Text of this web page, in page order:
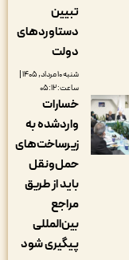
دستاوردهای
شنبه ۱۰ مرداد, ۱۴۰۵ |
خسارات
واردشده به
زیرساخت‌های
حمل‌ونقل
باید از طریق
بین‌المللی
پیگیری شود